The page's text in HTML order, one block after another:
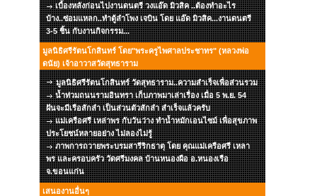
เบื้องหลังก่อนไปงานดนตรี วงแอ๊ด มิวสิค ..ต้องทำอะไร
บ้าง..ซ่อมแหลก..ทำตู้ลำโพง เจบิน โดย แอ๊ด มิวสิค...งานดนตรี
3-5 ชิ้น กับงานกิจกรรม...
มูลนิธิศรีรัตนโกสินทร์ โดย"พระครูไพศาลประชาทร" (หลวงพ่อ
ดนัย) เจ้าอาวาสวัดสุทธาราม
มูลนิธิศรีรัตนโกสินทร์ วัดสุทธาราม..ความสำเร็จเพื่อส่วนรวม
น้ำท่วมถนนรามอินทรา เก็บภาพมาเล่าเรื่อง เมื่อ 5 พ.ย. 54
ฝันจะมีเรือสักลำ เป็นส่วนตัวสักลำ สำเร็จแล้วครับ
แม่เครือศรี เหล่าพร กับวันว่าง ทำน้ำหมักเอนไซม์ เพื่อสุขภาพ
ประโยชน์หลายอย่าง ไม่ลองไม่รู้
ภาพการถวายพระบรมสารีริกธาตุ โดย คุณแม่เครือศรี เหลา
พร และครอบครัว วัดศรีมงคล บ้านหนองผือ อ.หนองเรือ
จ.ขอนแก่น
เสนองานอื่นๆ